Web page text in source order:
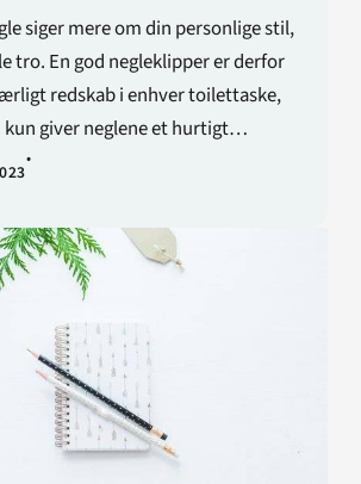
siger mere om din personlige stil,
tro. En god negleklipper er derfor
redskab i enhver toilettaske,
kun giver neglene et hurtigt…
•